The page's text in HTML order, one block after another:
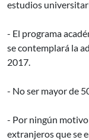
estudios
- El programa
se contemplará la
2017.
- No ser mayor de
- Por ningún
extranjeros que se